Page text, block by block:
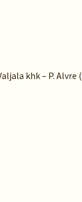
khk – P. Alvre